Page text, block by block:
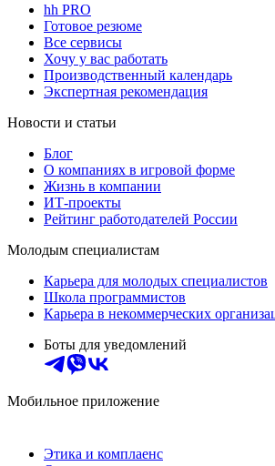
hh PRO
Готовое резюме
Все сервисы
Хочу у вас работать
Производственный календарь
Экспертная рекомендация
Новости и статьи
Блог
О компаниях в игровой форме
Жизнь в компании
ИТ-проекты
Рейтинг работодателей России
Молодым специалистам
Карьера для молодых специалистов
Школа программистов
Карьера в некоммерческих
Боты для уведомлений
Мобильное приложение
Этика и комплаенс